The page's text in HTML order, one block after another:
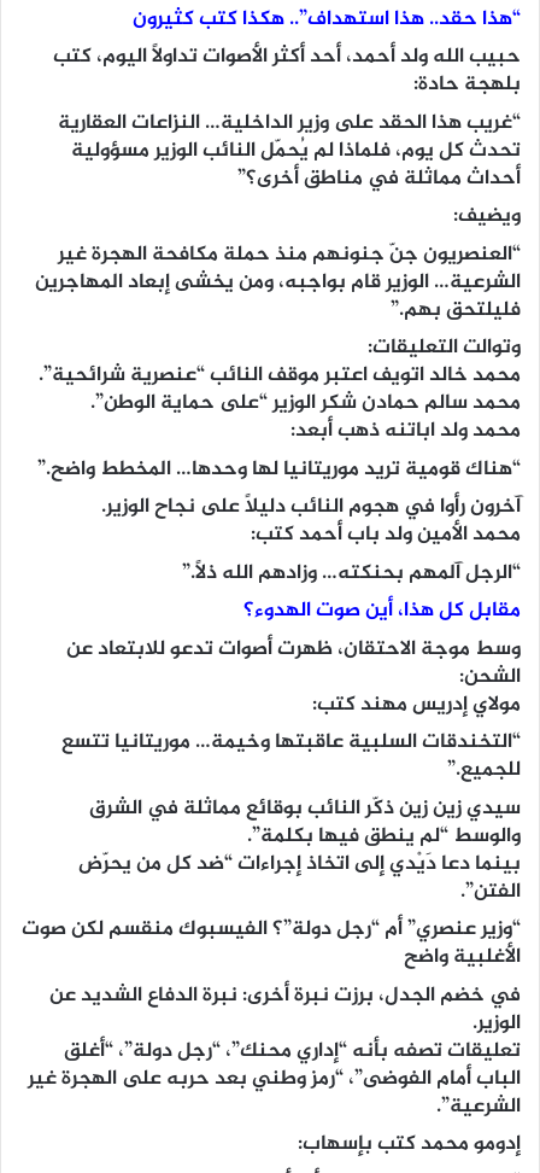
“هذا حقد.. هذا استهداف”.. هكذا كتب كثيرون
حبيب الله ولد أحمد، أحد أكثر الأصوات تداولاً اليوم، كتب
بلهجة حادة:
“غريب هذا الحقد على وزير الداخلية… النزاعات العقارية
تحدث كل يوم، فلماذا لم يُحمّل النائب الوزير مسؤولية
أحداث مماثلة في مناطق أخرى؟”
ويضيف:
“العنصريون جنّ جنونهم منذ حملة مكافحة الهجرة غير
الشرعية… الوزير قام بواجبه، ومن يخشى إبعاد المهاجرين
فليلتحق بهم.”
وتوالت التعليقات:
محمد خالد اتويف اعتبر موقف النائب “عنصرية شرائحية”.
محمد سالم حمادن شكر الوزير “على حماية الوطن”.
محمد ولد اباتنه ذهب أبعد:
“هناك قومية تريد موريتانيا لها وحدها… المخطط واضح.”
آخرون رأوا في هجوم النائب دليلاً على نجاح الوزير.
محمد الأمين ولد باب أحمد كتب:
“الرجل آلمهم بحنكته… وزادهم الله ذلاً.”
مقابل كل هذا، أين صوت الهدوء؟
وسط موجة الاحتقان، ظهرت أصوات تدعو للابتعاد عن
الشحن:
مولاي إدريس مهند كتب:
“التخندقات السلبية عاقبتها وخيمة… موريتانيا تتسع
للجميع.”
سيدي زين زين ذكّر النائب بوقائع مماثلة في الشرق
والوسط “لم ينطق فيها بكلمة”.
بينما دعا دَيْدي إلى اتخاذ إجراءات “ضد كل من يحرّض
الفتن”.
“وزير عنصري” أم “رجل دولة”؟ الفيسبوك منقسم لكن صوت
الأغلبية واضح
في خضم الجدل، برزت نبرة أخرى: نبرة الدفاع الشديد عن
الوزير.
تعليقات تصفه بأنه “إداري محنك”، “رجل دولة”، “أغلق
الباب أمام الفوضى”، “رمز وطني بعد حربه على الهجرة غير
الشرعية”.
إدومو محمد كتب بإسهاب: